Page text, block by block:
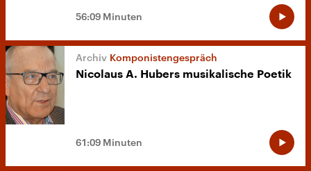
56:09 Minuten
Komponistengespräch
Nicolaus A. Hubers musikalische Poetik
61:09 Minuten